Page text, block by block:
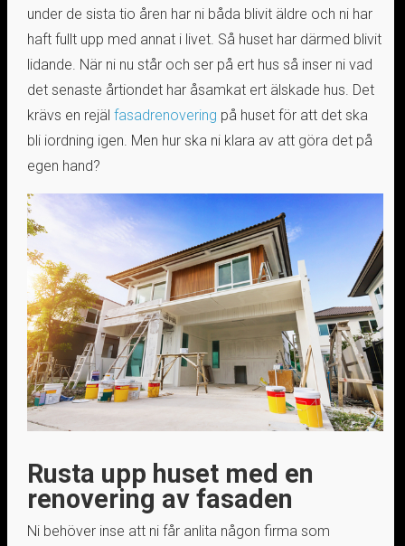
under de sista tio åren har ni båda blivit äldre och ni har
haft fullt upp med annat i livet. Så huset har därmed blivit
lidande. När ni nu står och ser på ert hus så inser ni vad
det senaste årtiondet har åsamkat ert älskade hus. Det
krävs en rejäl fasadrenovering på huset för att det ska
bli iordning igen. Men hur ska ni klara av att göra det på
egen hand?
Rusta upp huset med en
renovering av fasaden
Ni behöver inse att ni får anlita någon firma som